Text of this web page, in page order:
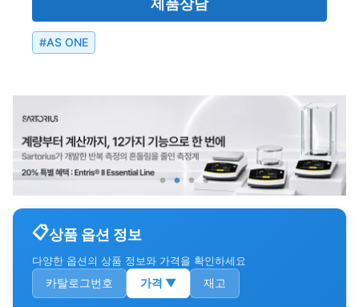
제품상담
#AS ONE
상품 옵션 정보
다양한 옵션의 상품 정보와 가격을 확인하세요
카탈로그번호 가격 ▼ 재고